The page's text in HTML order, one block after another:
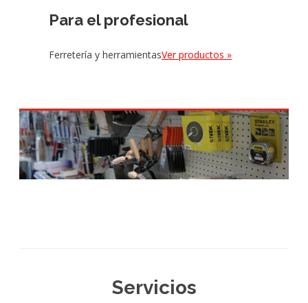
Para el profesional
Ferretería y herramientasVer productos »
Servicios